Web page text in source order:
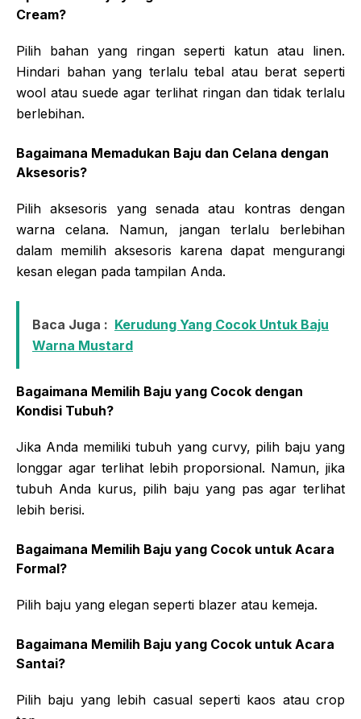
Cream?
Pilih bahan yang ringan seperti katun atau linen.
Hindari bahan yang terlalu tebal atau berat seperti
wool atau suede agar terlihat ringan dan tidak terlalu
berlebihan.
Bagaimana Memadukan Baju dan Celana dengan
Aksesoris?
Pilih aksesoris yang senada atau kontras dengan
warna celana. Namun, jangan terlalu berlebihan
dalam memilih aksesoris karena dapat mengurangi
kesan elegan pada tampilan Anda.
Baca Juga : Kerudung Yang Cocok Untuk Baju
Warna Mustard
Bagaimana Memilih Baju yang Cocok dengan
Kondisi Tubuh?
Jika Anda memiliki tubuh yang curvy, pilih baju yang
longgar agar terlihat lebih proporsional. Namun, jika
tubuh Anda kurus, pilih baju yang pas agar terlihat
lebih berisi.
Bagaimana Memilih Baju yang Cocok untuk Acara
Formal?
Pilih baju yang elegan seperti blazer atau kemeja.
Bagaimana Memilih Baju yang Cocok untuk Acara
Santai?
Pilih baju yang lebih casual seperti kaos atau crop